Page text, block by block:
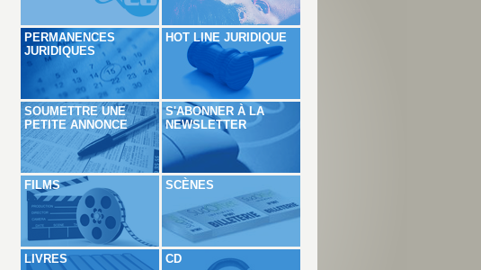
PERMANENCES
JURIDIQUES
HOT LINE JURIDIQUE
SOUMETTRE UNE
PETITE ANNONCE
S'ABONNER À LA
NEWSLETTER
FILMS SCÈNES
LIVRES CD